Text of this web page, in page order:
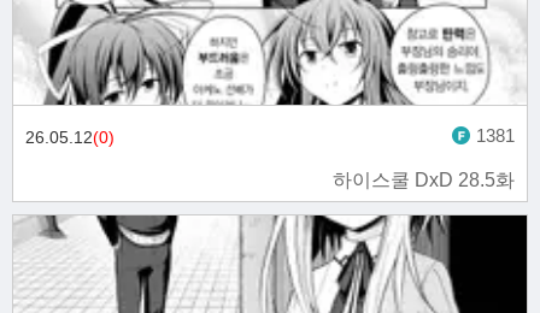
하이스쿨 DxD 28.5화
26.05.12(0) 1381